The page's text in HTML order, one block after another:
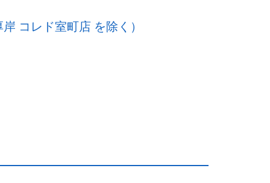
コレド室町店 を除く）